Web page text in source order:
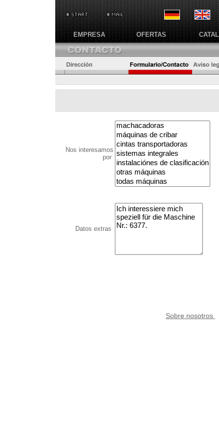
EMPRESA OFERTAS
Nos interesamos
por
Datos extras
Sobre nosotros